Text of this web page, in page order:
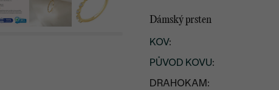
Dámský prsten
KOV:
PŮVOD KOVU:
DRAHOKAM: